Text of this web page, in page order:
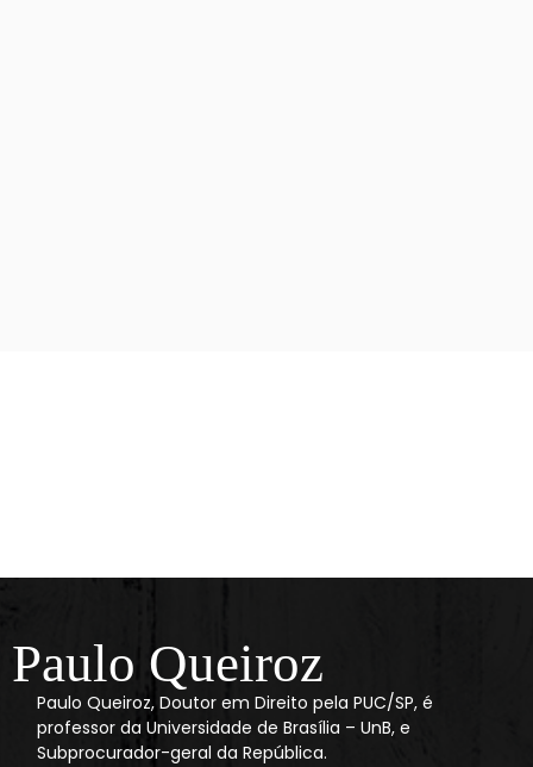
Paulo Queiroz
Paulo Queiroz, Doutor em Direito pela PUC/SP, é
professor da Universidade de Brasília – UnB, e
Subprocurador-geral da República.